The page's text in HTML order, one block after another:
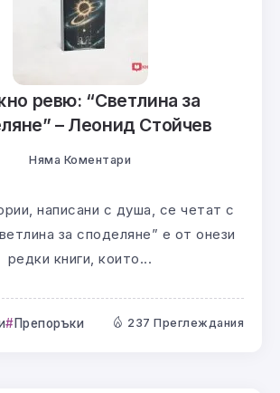
ревю: “Светлина за
– Леонид Стойчев
Няма Коментари
написани с душа, се четат с
за споделяне” е от онези
редки книги, които...
Препоръки 237 Преглеждания